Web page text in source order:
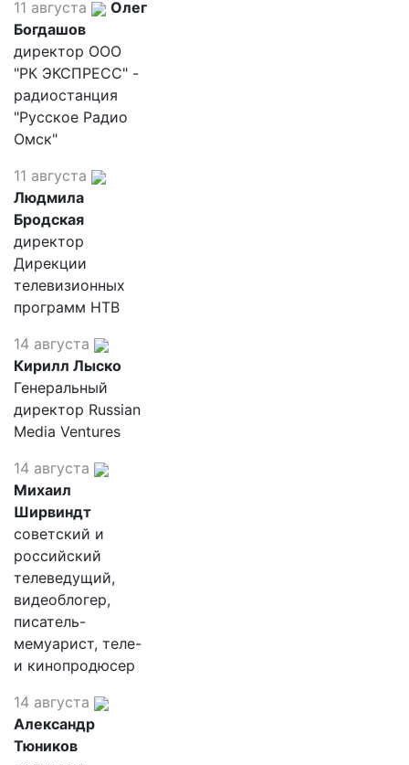
11 августа
Олег
Богдашов
директор ООО
"РК ЭКСПРЕСС" -
радиостанция
"Русское Радио
Омск"
11 августа
Людмила
Бродская
директор
Дирекции
телевизионных
программ НТВ
14 августа
Кирилл Лыско
Генеральный
директор Russian
Media Ventures
14 августа
Михаил
Ширвиндт
советский и
российский
телеведущий,
видеоблогер,
писатель-
мемуарист, теле-
и кинопродюсер
14 августа
Александр
Тюников